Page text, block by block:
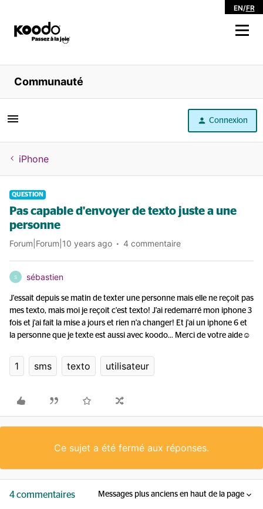
EN/FR
Magasiner
Libre service
Aide
Communauté
Connexion
iPhone
QUESTION
Pas capable d'envoyer de texto juste a une
personne
Forum|Forum|10 years ago 4 commentaire
S sébastien
J'essait depuis se matin de texter une personne mais elle ne reçoit pas
mes texto, mais moi je reçoit c'est texto! J'ai redemarré mon iphone 3
fois et j'ai fait la mise a jours et rien n'a changer! Et j'ai un iphone 6 et
la personne que je texte est aussi avec koodo... Merci de votre aide☺️
1 sms texto utilisateur
Ce sujet a été fermé aux réponses.
4 commentaires Messages plus anciens en haut de la page